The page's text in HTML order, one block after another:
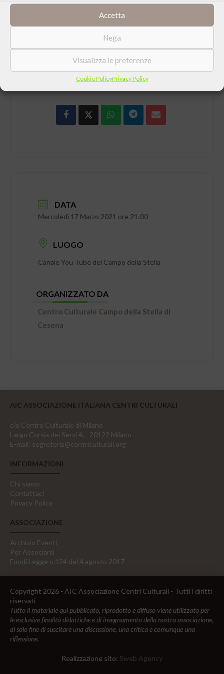
Accetta
Nega
Visualizza le preferenze
Cookie PolicyPrivacy Policy
CONDIVIDI QUESTO EVENTO
DATA
Mercoledì 17 Marzo 2021 ore 21:00
LUOGO
Canale You Tube del Campo della Stella
ORGANIZZATO DA
Centro Culturale Campo della Stella di
Cesena
AIC ASSOCIAZIONE ITALIANA CENTRI CULTURALI
c/o Centro Culturale di Milano
Largo Corsia dei Servi 4, - 20122 Milano
E-mail: segreteria@centriculturali.org
INFORMAZIONI
Chi siamo
Contattaci
Privacy Policy
ASSOCIAZIONE
Archivio Eventi
Per Associarsi
Fondi Legge n.124 del 4 agosto 2017
Copyright 2026 - AIC Associazione Centri Culturali - Tutti i diritti
riservati
Tutto il materiale qui pubblicato, riprodotto e diffuso viene utilizzato per
le esclusive finalità didattiche e di insegnamento della nostra associazione,
al solo fine di suscitare una discussione, una critica e comunque una
riflessione.
Realizzazione sito: Sweb Agency